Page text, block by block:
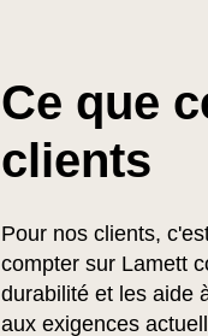
Ce que
clients
Pour nos clients,
compter sur Lamett
durabilité et les aide
aux exigences